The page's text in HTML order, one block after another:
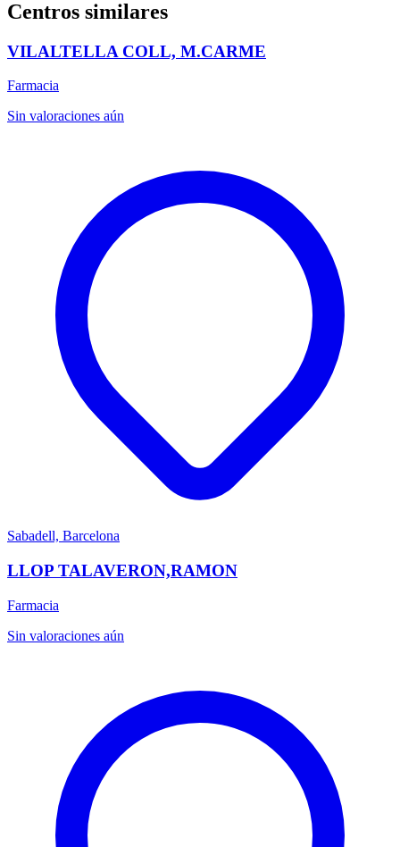
Centros similares
VILALTELLA COLL, M.CARME
Farmacia
Sin valoraciones aún
Sabadell, Barcelona
LLOP TALAVERON,RAMON
Farmacia
Sin valoraciones aún